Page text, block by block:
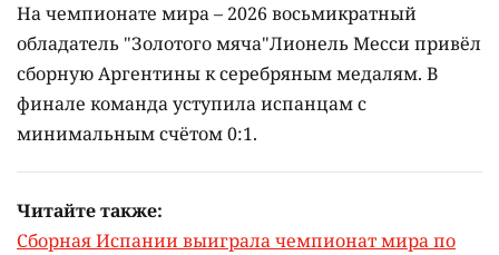
На чемпионате мира – 2026 восьмикратный
обладатель "Золотого мяча"Лионель Месси привёл
сборную Аргентины к серебряным медалям. В
финале команда уступила испанцам с
минимальным счётом 0:1.
Читайте также:
Сборная Испании выиграла чемпионат мира по